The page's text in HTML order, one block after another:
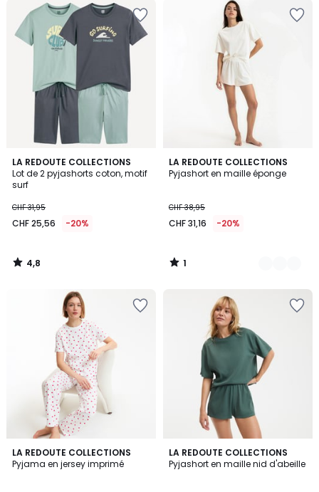
LA REDOUTE COLLECTIONS
Lot de 2 pyjashorts coton, motif
surf
CHF 31,95
CHF 25,56 -20%
4,8
/ 5
4,8
/
LA REDOUTE COLLECTIONS
Pyjashort en maille éponge
CHF 38,95
CHF 31,16 -20%
1
/
3
Couleurs
1
/
LA REDOUTE COLLECTIONS
Pyjama en jersey imprimé
5
/
LA REDOUTE COLLECTIONS
Pyjashort en maille nid d'abeille
4,6
/ 5
2
Couleurs